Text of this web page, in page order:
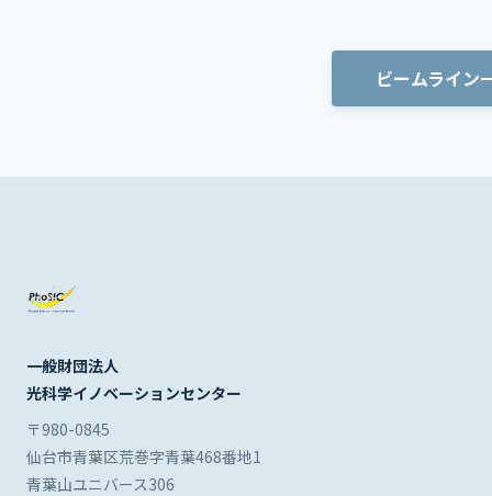
ビームライン
一般財団法人
光科学イノベーションセンター
〒980-0845
仙台市青葉区荒巻字青葉468番地1
青葉山ユニバース306